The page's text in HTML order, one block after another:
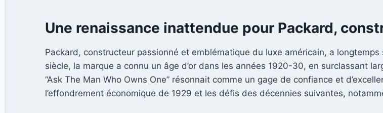
Une renaissance inattendue pour Packard,
Packard, constructeur passionné et emblématique du luxe américain, a
siècle, la marque a connu un âge d’or dans les années 1920-30, en surclassant
“Ask The Man Who Owns One” résonnait comme un gage de confiance et
l’effondrement économique de 1929 et les défis des décennies suivantes,